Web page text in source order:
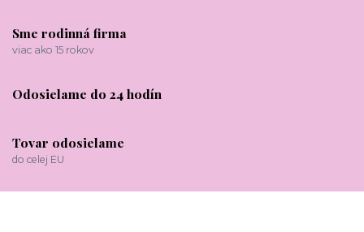
Sme rodinná firma
viac ako 15 rokov
Odosielame do 24 hodín
Tovar odosielame
do celej EU